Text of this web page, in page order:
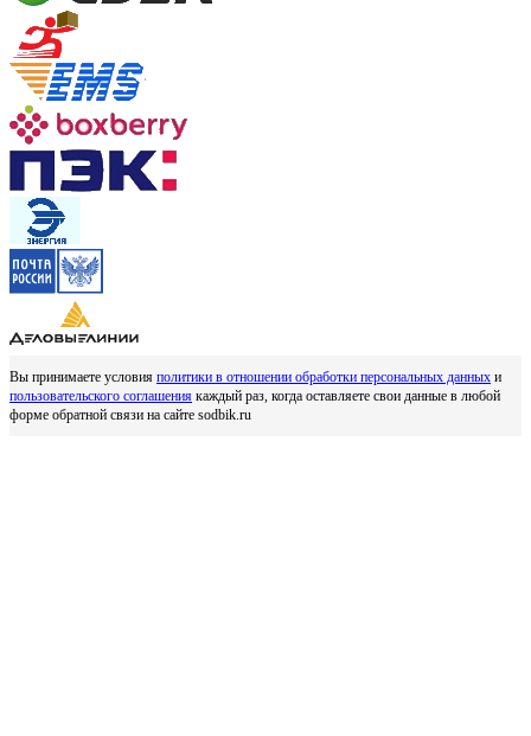
Вы принимаете условия политики в отношении обработки персональных данных и
пользовательского соглашения каждый раз, когда оставляете свои данные в любой
форме обратной связи на сайте sodbik.ru